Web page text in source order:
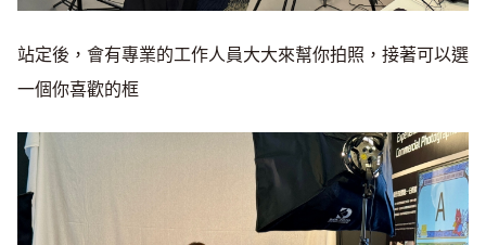
站定後，會有專業的工作人員大大來幫你拍照，接著可以選
一個你喜歡的框